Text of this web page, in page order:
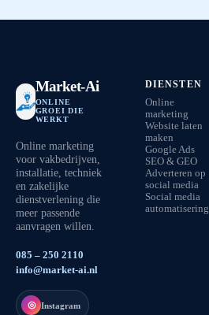
Market-Ai
ONLINE
GROEI DIE
WERKT
Online marketing
voor vakbedrijven,
installatie, techniek
en zakelijke
dienstverlening die
meer passende
aanvragen willen.
085 – 250 2110
info@market-ai.nl
◎ Instagram
DIENSTEN
Online
marketing
Website laten
maken
Google Ads
SEO & GEO
Adverteren op
social media
Social media
automatisering